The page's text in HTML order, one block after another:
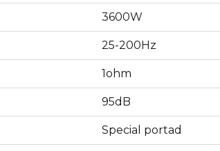
3600W
25-200Hz
1ohm
95dB
Special portad